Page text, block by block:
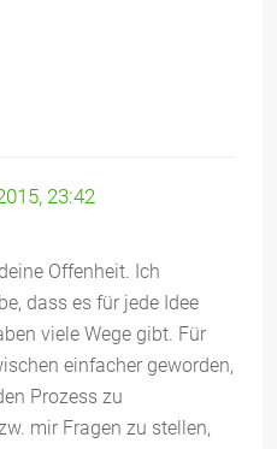
23:42
Offenheit. Ich
dass es für jede Idee
viele Wege gibt. Für
einfacher geworden,
Prozess zu
mir Fragen zu stellen,